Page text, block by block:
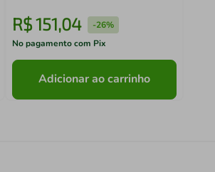
R$151,04 -26%
No pagamento com Pix
Adicionar ao carrinho